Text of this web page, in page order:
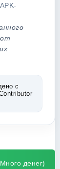
от
с
денег)